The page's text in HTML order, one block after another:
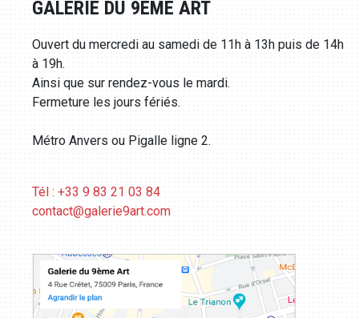
GALERIE DU 9ÈME ART
Ouvert du mercredi au samedi de 11h à 13h puis de 14h
à 19h.
Ainsi que sur rendez-vous le mardi.
Fermeture les jours fériés.
Métro Anvers ou Pigalle ligne 2.
Tél : +33 9 83 21 03 84
contact@galerie9art.com